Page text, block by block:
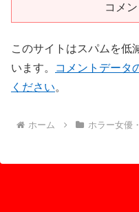
コメ
このサイトはスパムを低
います。
コメントデータ
ください。
ホーム ホラー女優